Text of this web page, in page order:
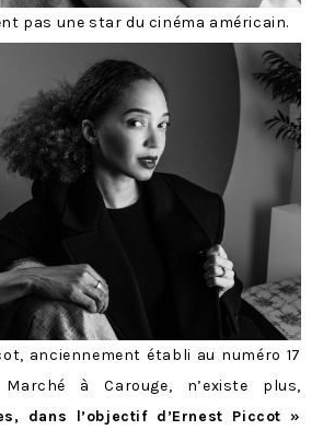
pas une star du cinéma américain.
anciennement établi au numéro 17
à Carouge, n’existe plus,
dans l’objectif d’Ernest Piccot »